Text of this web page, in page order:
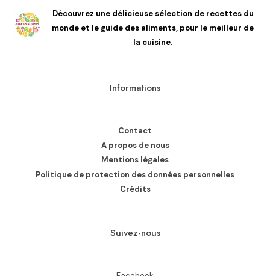
Découvrez une délicieuse sélection de recettes du
monde et le guide des aliments, pour le meilleur de
la cuisine.
Informations
Contact
A propos de nous
Mentions légales
Politique de protection des données personnelles
Crédits
Suivez-nous